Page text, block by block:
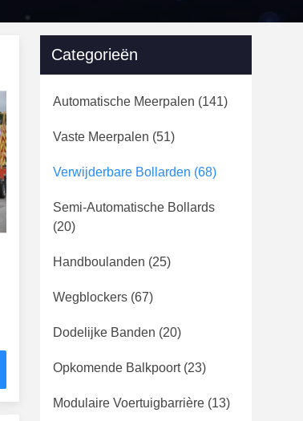
Categorieën
Automatische Meerpalen (141)
Vaste Meerpalen (51)
Verwijderbare Bollarden (68)
Semi-Automatische Bollards
(20)
Handboulanden (25)
Wegblockers (67)
Dodelijke Banden (20)
Opkomende Balkpoort(23)
Modulaire Voertuigbarrière (13)